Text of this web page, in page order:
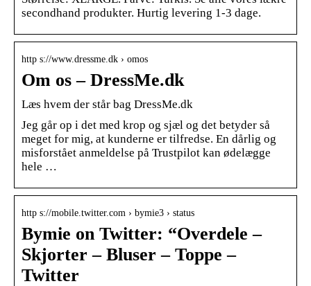
secondhand produkter. Hurtig levering 1-3 dage.
http s://www.dressme.dk › omos
Om os – DressMe.dk
Læs hvem der står bag DressMe.dk
Jeg går op i det med krop og sjæl og det betyder så
meget for mig, at kunderne er tilfredse. En dårlig og
misforstået anmeldelse på Trustpilot kan ødelægge
hele …
http s://mobile.twitter.com › bymie3 › status
Bymie on Twitter: “Overdele –
Skjorter – Bluser – Toppe –
Twitter